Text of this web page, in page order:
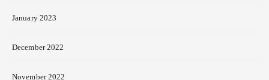
January 2023
December 2022
November 2022